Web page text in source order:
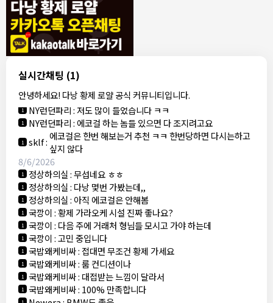
실시간채팅 (1)
안녕하세요! 다낭 황제 로얄 공식 커뮤니티입니다.
8/4/2026
1 모기한테물림:여기도 문의해보면 바로 알려줌
1 모기한테물림:정찰가보다 쌀수 없음
1 결혼안해:ㄹㅇ 팩트 ㅋㅋㅋㅋ
1 결혼안해:ㄹㅇ 팩트 ㅋㅋㅋㅋ
8/5/2026
NY런던파리 :다낭 에코걸 여기서 예약 가능한가요?
1 3군:에코걸 좀 조심 하는게 좋음
1 NY런던파리:저도 많이 들었습니다 ㅋㅋ
1 NY런던파리: 에코걸 하는 놈들 있으면 다 조지려고요
1 sklf: 에코걸은 한번 해보는거 추천 ㅋㅋ 한번당하면 다시는하고
싶지 않다
8/6/2026
1 정상하의실:무섭네요 ㅎㅎ
1 정상하의실: 다낭 몇번 가봤는데,,
1 정상하의실: 아직 에코걸은 안해봄
1 국깡이:황제 가라오케 시설 진짜 좋나요?
1 국깡이: 다음 주에 거래처 형님들 모시고 가야 하는데
1 국깡이:고민 중입니다
1 국밥왜케비싸: 접대면 무조건 황제 가세요
1 국밥왜케비싸:룸 컨디션이나
1 국밥왜케비싸: 대접받는 느낌이 달라서
1 국밥왜케비싸: 100% 만족합니다